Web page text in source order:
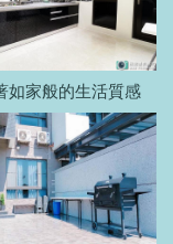
如家般的生活質感